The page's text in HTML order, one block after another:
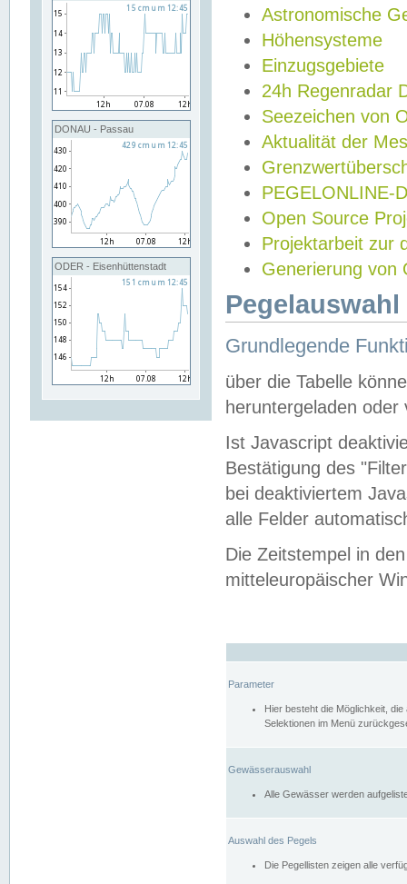
DONAU - Passau
ODER - Eisenhüttenstadt
Astronomische
Höhensysteme
Einzugsgebiete
24h Regenradar
Seezeichen von
Aktualität der
PEGELONLINE-
Open Source
Projektarbeit zur
Generierung von
Grundlegende
über die Tabelle
heruntergeladen oder
Ist Javascript
Bestätigung des
bei deaktiviertem
alle Felder
Die Zeitstempel in
mitteleuropäischer
Parameter
Hier besteht die Möglichkeit,
Selektionen im Menü
Gewässerauswahl
Alle Gewässer werden
Auswahl des Pegels
Die Pegellisten zeigen alle